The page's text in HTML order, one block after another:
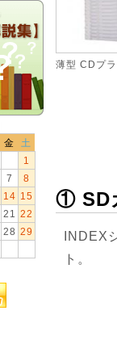
金
土
1
7
8
14 15
21
22
28 29
薄型 CDプ
① SD
INDEX
ト。